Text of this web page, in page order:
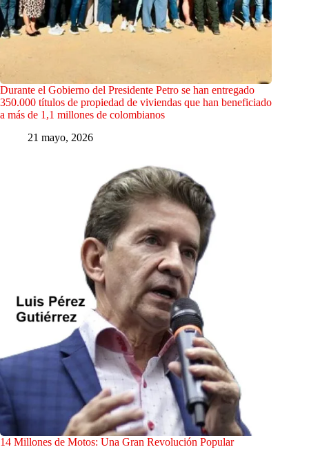
Durante el Gobierno del Presidente Petro se han entregado
350.000 títulos de propiedad de viviendas que han beneficiado
a más de 1,1 millones de colombianos
21 mayo, 2026
14 Millones de Motos: Una Gran Revolución Popular